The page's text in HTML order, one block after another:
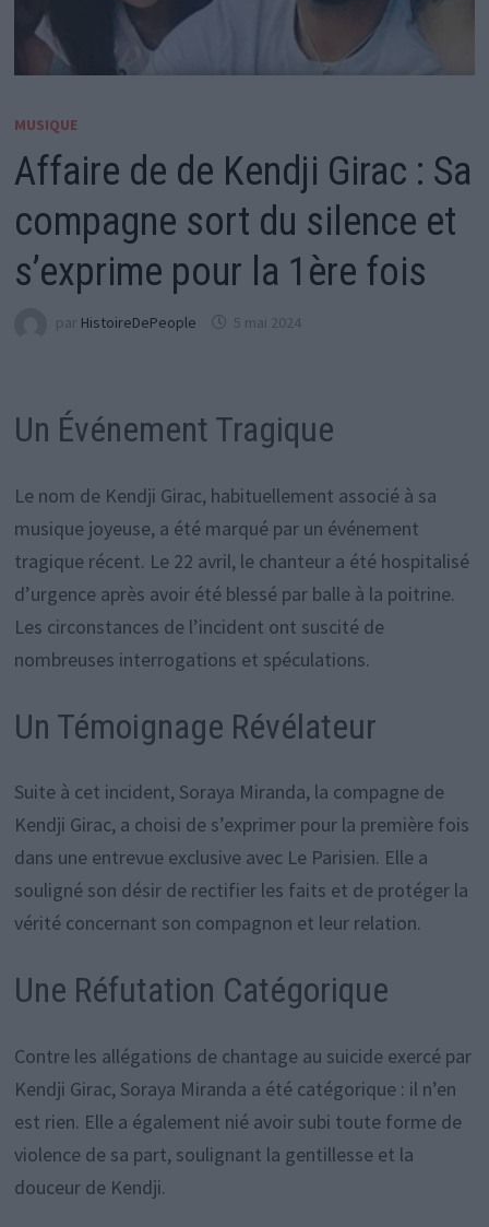
MUSIQUE
Affaire de de Kendji Girac : Sa
compagne sort du silence et
s’exprime pour la 1ère fois
par HistoireDePeople 5 mai 2024
Un Événement Tragique
Le nom de Kendji Girac, habituellement associé à sa
musique joyeuse, a été marqué par un événement
tragique récent. Le 22 avril, le chanteur a été hospitalisé
d’urgence après avoir été blessé par balle à la poitrine.
Les circonstances de l’incident ont suscité de
nombreuses interrogations et spéculations.
Un Témoignage Révélateur
Suite à cet incident, Soraya Miranda, la compagne de
Kendji Girac, a choisi de s’exprimer pour la première fois
dans une entrevue exclusive avec Le Parisien. Elle a
souligné son désir de rectifier les faits et de protéger la
vérité concernant son compagnon et leur relation.
Une Réfutation Catégorique
Contre les allégations de chantage au suicide exercé par
Kendji Girac, Soraya Miranda a été catégorique : il n’en
est rien. Elle a également nié avoir subi toute forme de
violence de sa part, soulignant la gentillesse et la
douceur de Kendji.